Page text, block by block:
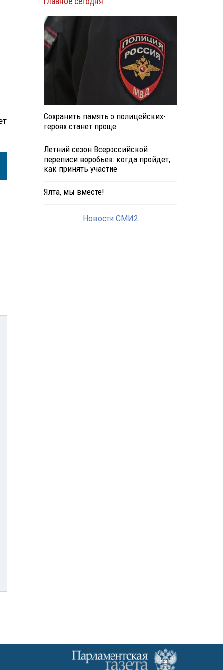
Сохранить память о полицейских-
героях станет проще
Летний сезон Всероссийской
переписи воробьев: когда пройдет,
как принять участие
Ялта, мы вместе!
Новости СМИ2